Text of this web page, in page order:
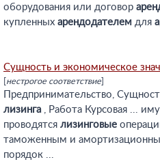
оборудования или договор
купленных арендодателем для
Сущность и экономическое
нестрогое соответствие
Предпринимательство,
лизинга , Работа Курсовая ...
проводятся лизинговые
таможенным и
порядок ...